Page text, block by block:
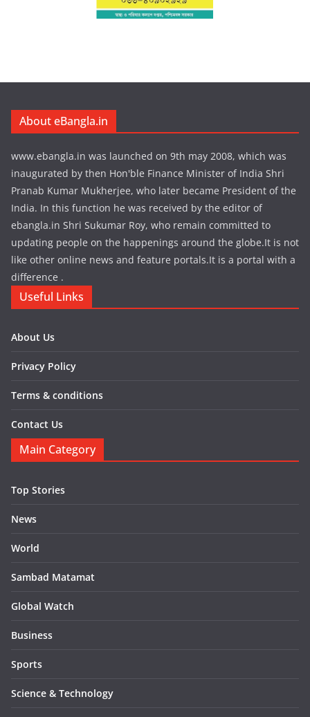
About eBangla.in
www.ebangla.in was launched on 9th may 2008, which was
inaugurated by then Hon'ble Finance Minister of India Shri
Pranab Kumar Mukherjee, who later became President of the
India. In this function he was received by the editor of
ebangla.in Shri Sukumar Roy, who remain committed to
updating people on the happenings around the globe.It is not
like other online news and feature portals.It is a portal with a
difference .
Useful Links
About Us
Privacy Policy
Terms & conditions
Contact Us
Main Category
Top Stories
News
World
Sambad Matamat
Global Watch
Business
Sports
Science & Technology